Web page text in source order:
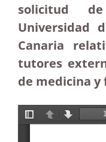
solicitud
Universidad
Canaria
tutores
de medicina y